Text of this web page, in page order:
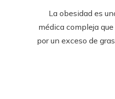
La obesidad es
médica compleja
por un exceso de